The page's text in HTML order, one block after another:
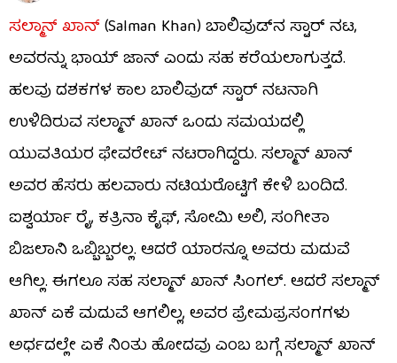
ಸಲ್ಮಾನ್ ಖಾನ್(Salman Khan) ಬಾಲಿವುಡ್​ನ ಸ್ಟಾರ್ ನಟ,
ಅವರನ್ನು ಭಾಯ್​ ಜಾನ್ ಎಂದು ಸಹ ಕರೆಯಲಾಗುತ್ತದೆ.
ಹಲವು ದಶಕಗಳ ಕಾಲ ಬಾಲಿವುಡ್​ ಸ್ಟಾರ್ ನಟನಾಗಿ
ಉಳಿದಿರುವ ಸಲ್ಮಾನ್ ಖಾನ್ ಒಂದು ಸಮಯದಲ್ಲಿ
ಯುವತಿಯರ ಫೇವರೇಟ್ ನಟರಾಗಿದ್ದರು. ಸಲ್ಮಾನ್ ಖಾನ್
ಅವರ ಹೆಸರು ಹಲವಾರು ನಟಿಯರೊಟ್ಟಿಗೆ ಕೇಳಿ ಬಂದಿದೆ.
ಐಶ್ವರ್ಯಾ ರೈ, ಕತ್ರಿನಾ ಕೈಫ್, ಸೋಮಿ ಅಲಿ, ಸಂಗೀತಾ
ಬಿಜಲಾನಿ ಒಬ್ಬಿಬ್ಬರಲ್ಲ. ಆದರೆ ಯಾರನ್ನೂ ಅವರು ಮದುವೆ
ಆಗಿಲ್ಲ. ಈಗಲೂ ಸಹ ಸಲ್ಮಾನ್ ಖಾನ್ ಸಿಂಗಲ್. ಆದರೆ ಸಲ್ಮಾನ್
ಖಾನ್ ಏಕೆ ಮದುವೆ ಆಗಲಿಲ್ಲ, ಅವರ ಪ್ರೇಮಪ್ರಸಂಗಗಳು
ಅರ್ಧದಲ್ಲೇ ಏಕೆ ನಿಂತು ಹೋದವು ಎಂಬ ಬಗ್ಗೆ ಸಲ್ಮಾನ್ ಖಾನ್